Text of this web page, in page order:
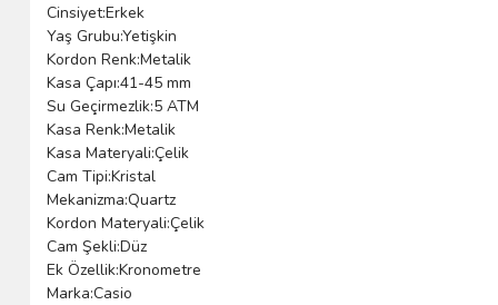
Cinsiyet:Erkek
Yaş Grubu:Yetişkin
Kordon Renk:Metalik
Kasa Çapı:41-45 mm
Su Geçirmezlik:5 ATM
Kasa Renk:Metalik
Kasa Materyali:Çelik
Cam Tipi:Kristal
Mekanizma:Quartz
Kordon Materyali:Çelik
Cam Şekli:Düz
Ek Özellik:Kronometre
Marka:Casio